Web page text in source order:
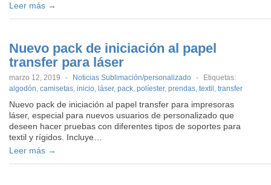
Leer más →
Nuevo pack de iniciación al papel
transfer para láser
marzo 12, 2019 - Noticias Sublimación/personalizado -
Etiquetas:
algodón, camisetas, inicio, láser, pack, políester, prendas, textil , transfer
Nuevo pack de iniciación al papel transfer para impresoras
láser, especial para nuevos usuarios de personalizado que
deseen hacer pruebas con diferentes tipos de soportes para
textil y rígidos. Incluye…
Leer más →